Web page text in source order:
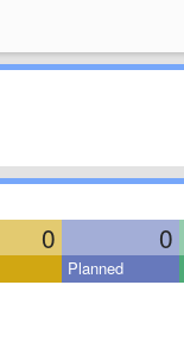
0 0
Planned